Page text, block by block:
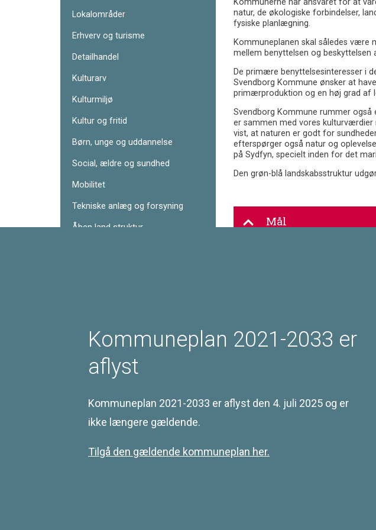
Lokalområder
Erhverv og turisme
Detailhandel
Kulturarv
Kulturmiljø
Kultur og fritid
Børn, unge og uddannelse
Social, ældre og sundhed
Mobilitet
Tekniske anlæg og forsyning
Åben land struktur
Geologi og grundvand
Klimatilpasning
Kommunerne har ansvaret for at
natur, de økologiske forbindelser,
fysiske planlægning.
Kommuneplanen skal således være
mellem benyttelsen og beskyttelsen
De primære benyttelsesinteresser i
Svendborg Kommune ønsker at
primærproduktion og en høj grad af
Svendborg Kommune rummer
er sammen med vores
vist, at naturen er godt for
efterspørger også natur og
på Sydfyn, specielt inden for det
Den grøn-blå landskabsstruktur
Mål
Kommuneplan 2021-2033 er
aflyst
Kommuneplan 2021-2033 er aflyst den 4. juli 2025 og er
ikke længere gældende.
Tilgå den gældende kommuneplan her.
Kontakt